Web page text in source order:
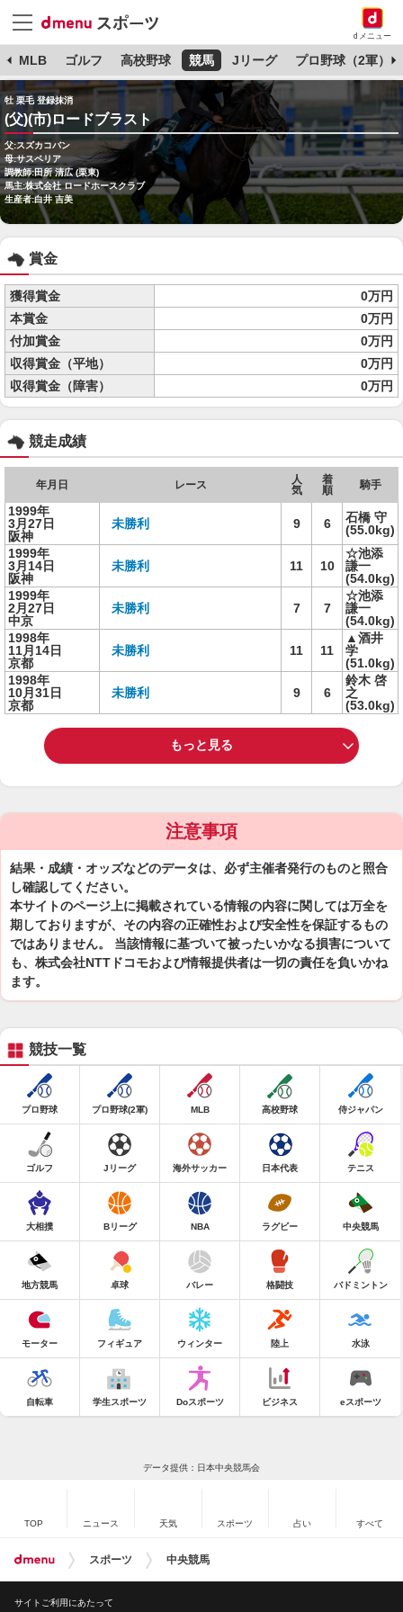
dメニュー
MLB ゴルフ 高校野球 競馬 Jリーグ プロ野球（2軍）
牡 栗毛 登録抹消
(父)(市)ロードブラスト
父:スズカコバン
母:サスペリア
調教師:田所 清広 (栗東)
馬主:株式会社 ロードホースクラブ
生産者:白井 吉美
賞金
獲得賞金
0万円
本賞金
0万円
付加賞金
0万円
収得賞金（平地）
0万円
収得賞金（障害）
0万円
競走成績
年月日 レース
人
気
着
順
騎手
1999年
3月27日
阪神
未勝利 9 6
石橋 守
(55.0kg)
1999年
3月14日
阪神
未勝利 11 10
☆池添
謙一
(54.0kg)
1999年
2月27日
中京
未勝利 7 7
☆池添
謙一
(54.0kg)
1998年
11月14日
京都
未勝利 11 11
▲酒井
学
(51.0kg)
1998年
10月31日
京都
未勝利 9 6
鈴木 啓
之
(53.0kg)
もっと見る
注意事項
結果・成績・オッズなどのデータは、必ず主催者発行のものと照合
し確認してください。
本サイトのページ上に掲載されている情報の内容に関しては万全を
期しておりますが、その内容の正確性および安全性を保証するもの
ではありません。 当該情報に基づいて被ったいかなる損害について
も、株式会社NTTドコモおよび情報提供者は一切の責任を負いかね
ます。
競技一覧
プロ野球 プロ野球(2軍) MLB 高校野球 侍ジャパン
ゴルフ Jリーグ 海外サッカー 日本代表 テニス
大相撲 Bリーグ NBA ラグビー 中央競馬
地方競馬 卓球 バレー 格闘技 バドミントン
モーター フィギュア ウィンター 陸上 水泳
自転車 学生スポーツ Doスポーツ ビジネス eスポーツ
データ提供：日本中央競馬会
TOP ニュース 天気 スポーツ 占い すべて
スポーツ 中央競馬
サイトご利用にあたって